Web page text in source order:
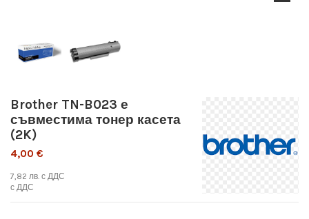
Brother TN-B023 е
съвместима тонер касета
(2K)
4,00 €
7,82 лв. с ДДС
с ДДС